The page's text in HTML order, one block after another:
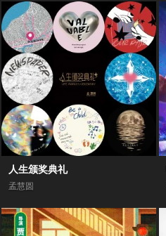
人生颁奖典礼
孟慧圆